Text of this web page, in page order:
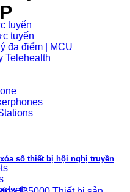
tuyến
tuyến
đa điểm | MCU
Telehealth
sổ thiết bị hội nghị truyền